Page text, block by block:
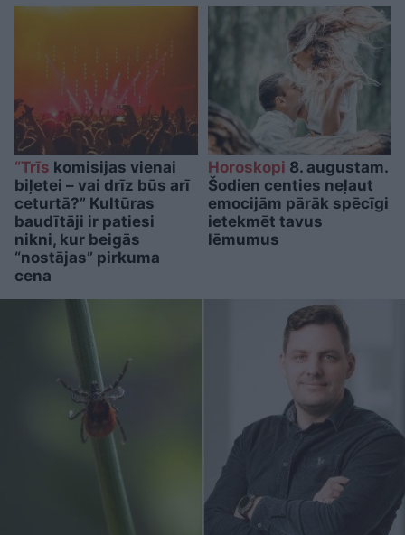
“Trīs komisijas vienai
biļetei – vai drīz būs arī
ceturtā?” Kultūras
baudītāji ir patiesi
nikni, kur beigās
“nostājas” pirkuma
cena
Horoskopi 8. augustam.
Šodien centies neļaut
emocijām pārāk spēcīgi
ietekmēt tavus
lēmumus